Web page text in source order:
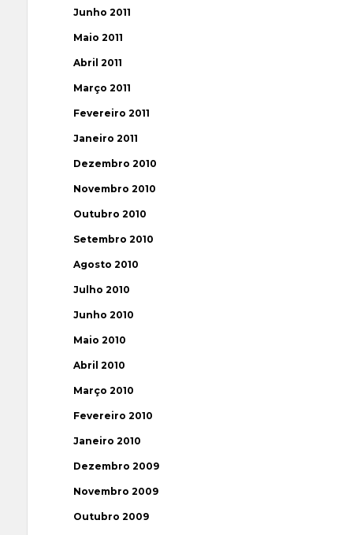
Junho 2011
Maio 2011
Abril 2011
Março 2011
Fevereiro 2011
Janeiro 2011
Dezembro 2010
Novembro 2010
Outubro 2010
Setembro 2010
Agosto 2010
Julho 2010
Junho 2010
Maio 2010
Abril 2010
Março 2010
Fevereiro 2010
Janeiro 2010
Dezembro 2009
Novembro 2009
Outubro 2009